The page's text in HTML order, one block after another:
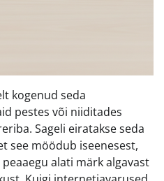
kogenud seda
pestes või niiditades
Sageli eiratakse seda
see möödub iseenesest,
alati märk algavast